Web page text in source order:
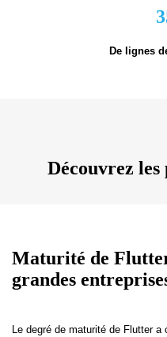
De lignes
Découvrez
Maturité de
grandes
Le degré de maturité de Flutter